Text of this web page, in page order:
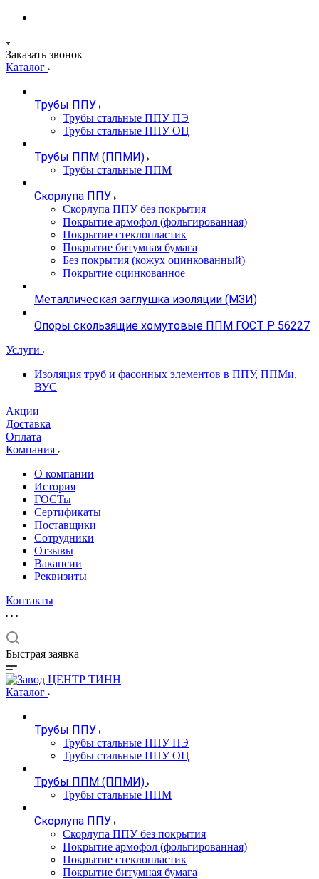
Заказать звонок
Каталог
Трубы ППУ
Трубы стальные ППУ ПЭ
Трубы стальные ППУ ОЦ
Трубы ППМ (ППМИ)
Трубы стальные ППМ
Скорлупа ППУ
Скорлупа ППУ без покрытия
Покрытие армофол (фольгированная)
Покрытие стеклопластик
Покрытие битумная бумага
Без покрытия (кожух оцинкованный)
Покрытие оцинкованное
Металлическая заглушка изоляции (МЗИ)
Опоры скользящие хомутовые ППМ ГОСТ Р 56227
Услуги
Изоляция труб и фасонных элементов в ППУ, ППМи,
ВУС
Акции
Доставка
Оплата
Компания
О компании
История
ГОСТы
Сертификаты
Поставщики
Сотрудники
Отзывы
Вакансии
Реквизиты
Контакты
Быстрая заявка
Каталог
Трубы ППУ
Трубы стальные ППУ ПЭ
Трубы стальные ППУ ОЦ
Трубы ППМ (ППМИ)
Трубы стальные ППМ
Скорлупа ППУ
Скорлупа ППУ без покрытия
Покрытие армофол (фольгированная)
Покрытие стеклопластик
Покрытие битумная бумага